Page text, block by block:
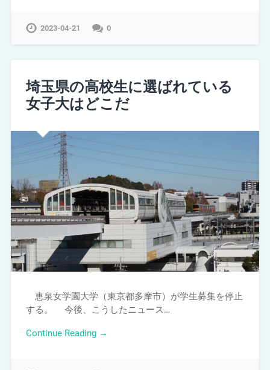
2023-04-21 0
埼玉県の高校生に選ばれている
女子大はどこだ
恵泉女学園大学（東京都多摩市）が学生募集を停止
する。 今後、こうしたニュース…
Continue Reading →